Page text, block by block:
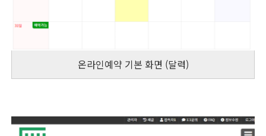
온라인예약 기본 화면 (달력)